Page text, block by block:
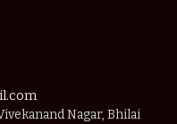
Nagar, Bhilai